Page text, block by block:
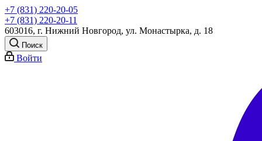
+7 (831) 220-20-05
+7 (831) 220-20-11
603016, г. Нижний Новгород, ул. Монастырка, д. 18
Поиск
Войти